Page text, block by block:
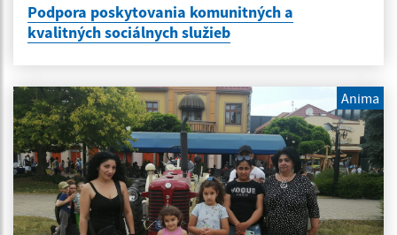
Podpora poskytovania komunitných a
kvalitných sociálnych služieb
Anima